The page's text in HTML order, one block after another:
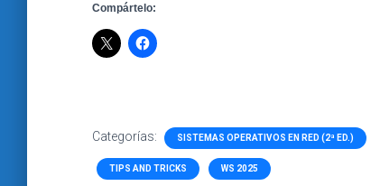
Compártelo:
Categorías: SISTEMAS OPERATIVOS EN RED (2ª ED.)
TIPS AND TRICKS WS 2025